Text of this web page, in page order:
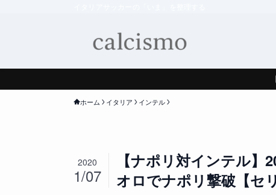
ホーム イタリア インテル
【ナポリ対インテル
オロでナポリ撃破【セ
2020
1/07